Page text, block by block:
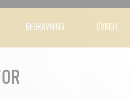
BEGRAVNING ÖVRIGT